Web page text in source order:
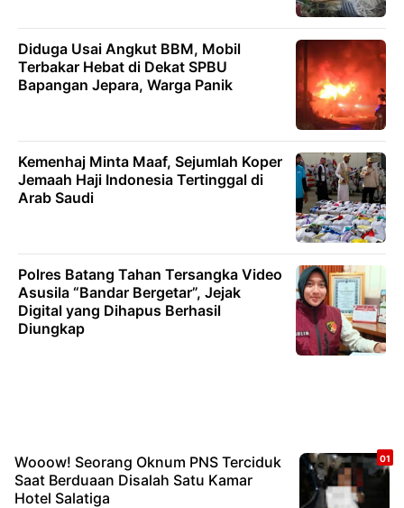
Diduga Usai Angkut BBM, Mobil
Terbakar Hebat di Dekat SPBU
Bapangan Jepara, Warga Panik
Kemenhaj Minta Maaf, Sejumlah Koper
Jemaah Haji Indonesia Tertinggal di
Arab Saudi
Polres Batang Tahan Tersangka Video
Asusila “Bandar Bergetar”, Jejak
Digital yang Dihapus Berhasil
Diungkap
Wooow! Seorang Oknum PNS Terciduk
Saat Berduaan Disalah Satu Kamar
Hotel Salatiga